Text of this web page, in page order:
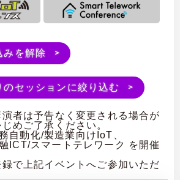
みを解除
のセッションに絞り込む
者は予告なく変更される場合が
めご了承ください。
自動化/製造業向けIoT、
ICT/スマートテレワーク を開催
で上記イベントへご参加いただ